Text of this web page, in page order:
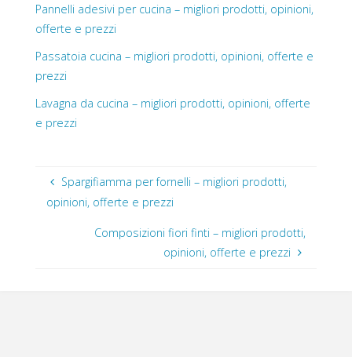
Pannelli adesivi per cucina – migliori prodotti, opinioni,
offerte e prezzi
Passatoia cucina – migliori prodotti, opinioni, offerte e
prezzi
Lavagna da cucina – migliori prodotti, opinioni, offerte
e prezzi
Spargifiamma per fornelli – migliori prodotti,
opinioni, offerte e prezzi
Composizioni fiori finti – migliori prodotti,
opinioni, offerte e prezzi